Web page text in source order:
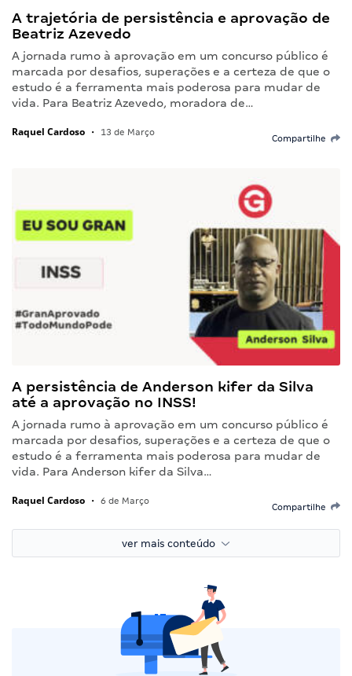
A trajetória de persistência e aprovação de
Beatriz Azevedo
A jornada rumo à aprovação em um concurso público é
marcada por desafios, superações e a certeza de que o
estudo é a ferramenta mais poderosa para mudar de
vida. Para Beatriz Azevedo, moradora de…
Raquel Cardoso • 13 de Março
Compartilhe
A persistência de Anderson kifer da Silva
até a aprovação no INSS!
A jornada rumo à aprovação em um concurso público é
marcada por desafios, superações e a certeza de que o
estudo é a ferramenta mais poderosa para mudar de
vida. Para Anderson kifer da Silva…
Raquel Cardoso • 6 de Março
Compartilhe
ver mais conteúdo